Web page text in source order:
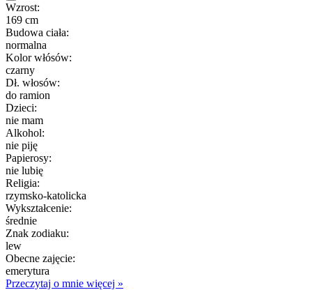
Wzrost:
169 cm
Budowa ciała:
normalna
Kolor włósów:
czarny
Dł. włosów:
do ramion
Dzieci:
nie mam
Alkohol:
nie piję
Papierosy:
nie lubię
Religia:
rzymsko-katolicka
Wykształcenie:
średnie
Znak zodiaku:
lew
Obecne zajęcie:
emerytura
Przeczytaj o mnie więcej »